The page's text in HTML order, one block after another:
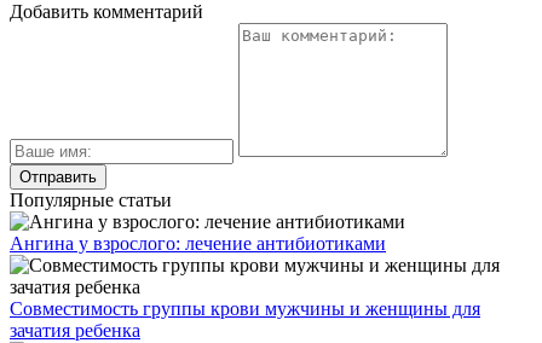
Добавить комментарий
Популярные статьи
Ангина у взрослого: лечение антибиотиками
Совместимость группы крови мужчины и женщины для
зачатия ребенка